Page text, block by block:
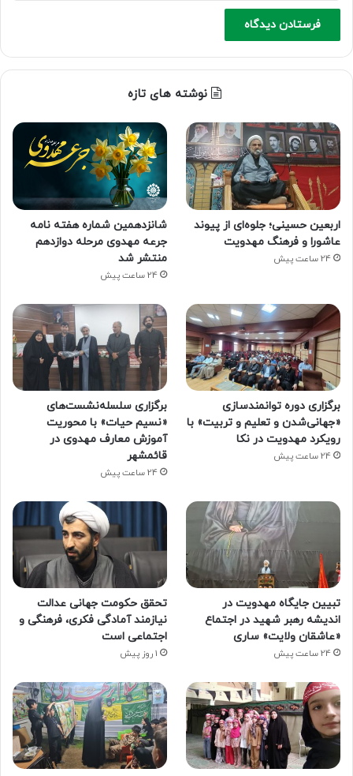
نوشته های تازه
اربعین حسینی؛ جلوه‌ای از پیوند
عاشورا و فرهنگ مهدویت
24 ساعت پیش
شانزدهمین شماره هفته‌ نامه
جرعه مهدوی مرحله دوازدهم
منتشر شد
24 ساعت پیش
برگزاری دوره توانمندسازی
«جهانی‌شدن و تعلیم و تربیت» با
رویکرد مهدویت در نکا
24 ساعت پیش
برگزاری سلسله‌نشست‌های
«نسیم حیات» با محوریت
آموزش معارف مهدوی در
قائمشهر
24 ساعت پیش
تبیین جایگاه مهدویت در
اندیشه رهبر شهید در اجتماع
«عاشقان ولایت» ساری
24 ساعت پیش
تحقق حکومت جهانی عدالت
نیازمند آمادگی فکری، فرهنگی و
اجتماعی است
1 روز پیش